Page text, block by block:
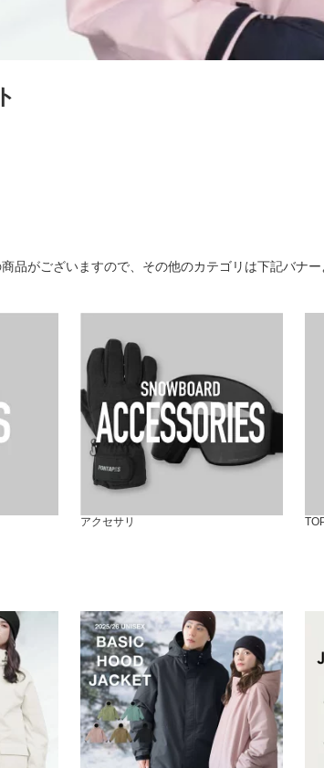
品がございますので、その他のカテゴリは下記バナー
アクセサリ